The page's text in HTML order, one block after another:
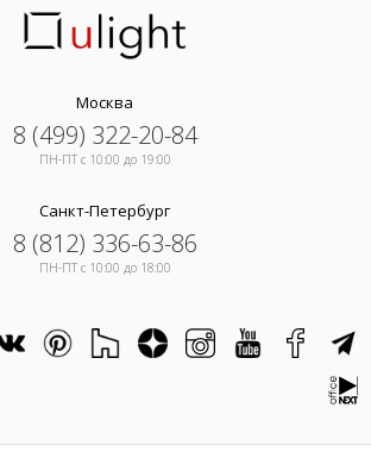
Москва
8 (499) 322-20-84
ПН-ПТ c 10:00 до 19:00
Санкт-Петербург
8 (812) 336-63-86
ПН-ПТ c 10:00 до 18:00